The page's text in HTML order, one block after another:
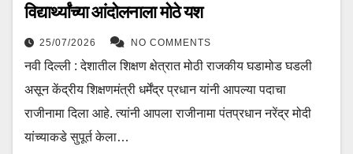
विद्यार्थ्यांच्या आंदोलनाला मोठे यश
25/07/2026 NO COMMENTS
नवी दिल्ली : देशातील शिक्षण क्षेत्रात मोठी राजकीय घडामोड घडली
असून केंद्रीय शिक्षणमंत्री धर्मेंद्र प्रधान यांनी आपल्या पदाचा
राजीनामा दिला आहे. त्यांनी आपला राजीनामा पंतप्रधान नरेंद्र मोदी
यांच्याकडे सुपूर्त केला…